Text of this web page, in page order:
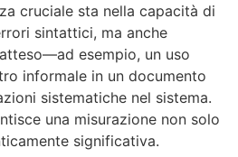
cruciale sta nella capacità di
sintattici, ma anche
esempio, un uso
informale in un documento
sistematiche nel sistema.
una misurazione non solo
significativa.